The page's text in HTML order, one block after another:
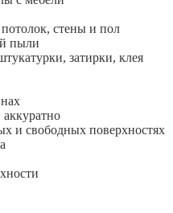
стены и пол
пыли
затирки, клея
и свободных поверхностях